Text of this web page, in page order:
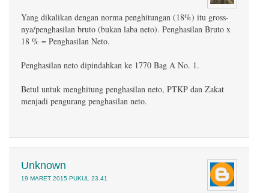
Yang dikalikan dengan norma penghitungan (18%) itu gross-
nya/penghasilan bruto (bukan laba neto). Penghasilan Bruto x
18 % = Penghasilan Neto.
Penghasilan neto dipindahkan ke 1770 Bag A No. 1.
Betul untuk menghitung penghasilan neto, PTKP dan Zakat
menjadi pengurang penghasilan neto.
Unknown
19 MARET 2015 PUKUL 23.41